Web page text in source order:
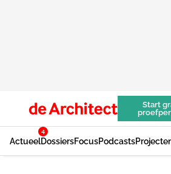
Start
Actueel
4
DossiersFocusPodcasts